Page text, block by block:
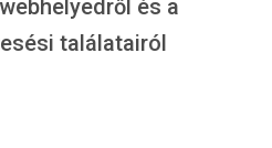
és a
találatairól